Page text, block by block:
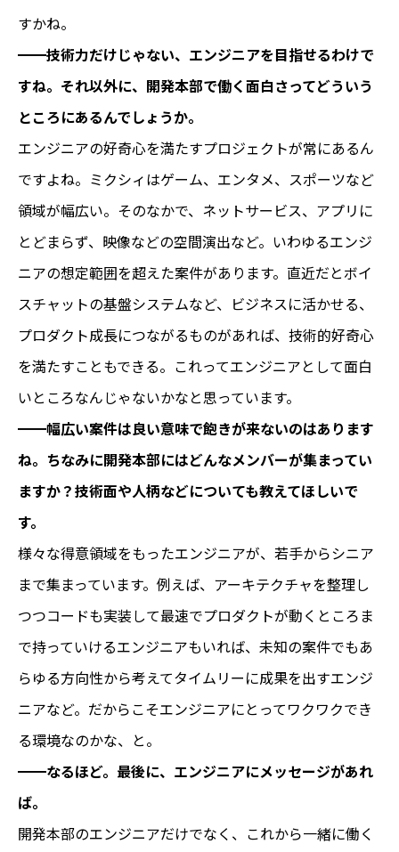
すかね。
━━技術力だけじゃない、エンジニアを目指せるわけで
すね。それ以外に、開発本部で働く面白さってどういう
ところにあるんでしょうか。
エンジニアの好奇心を満たすプロジェクトが常にあるん
ですよね。ミクシィはゲーム、エンタメ、スポーツなど
領域が幅広い。そのなかで、ネットサービス、アプリに
とどまらず、映像などの空間演出など。いわゆるエンジ
ニアの想定範囲を超えた案件があります。直近だとボイ
スチャットの基盤システムなど、ビジネスに活かせる、
プロダクト成長につながるものがあれば、技術的好奇心
を満たすこともできる。これってエンジニアとして面白
いところなんじゃないかなと思っています。
━━幅広い案件は良い意味で飽きが来ないのはあります
ね。ちなみに開発本部にはどんなメンバーが集まってい
ますか？技術面や人柄などについても教えてほしいで
す。
様々な得意領域をもったエンジニアが、若手からシニア
まで集まっています。例えば、アーキテクチャを整理し
つつコードも実装して最速でプロダクトが動くところま
で持っていけるエンジニアもいれば、未知の案件でもあ
らゆる方向性から考えてタイムリーに成果を出すエンジ
ニアなど。だからこそエンジニアにとってワクワクでき
る環境なのかな、と。
━━なるほど。最後に、エンジニアにメッセージがあれ
ば。
開発本部のエンジニアだけでなく、これから一緒に働く